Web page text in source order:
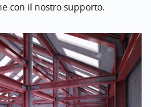
con il nostro supporto.